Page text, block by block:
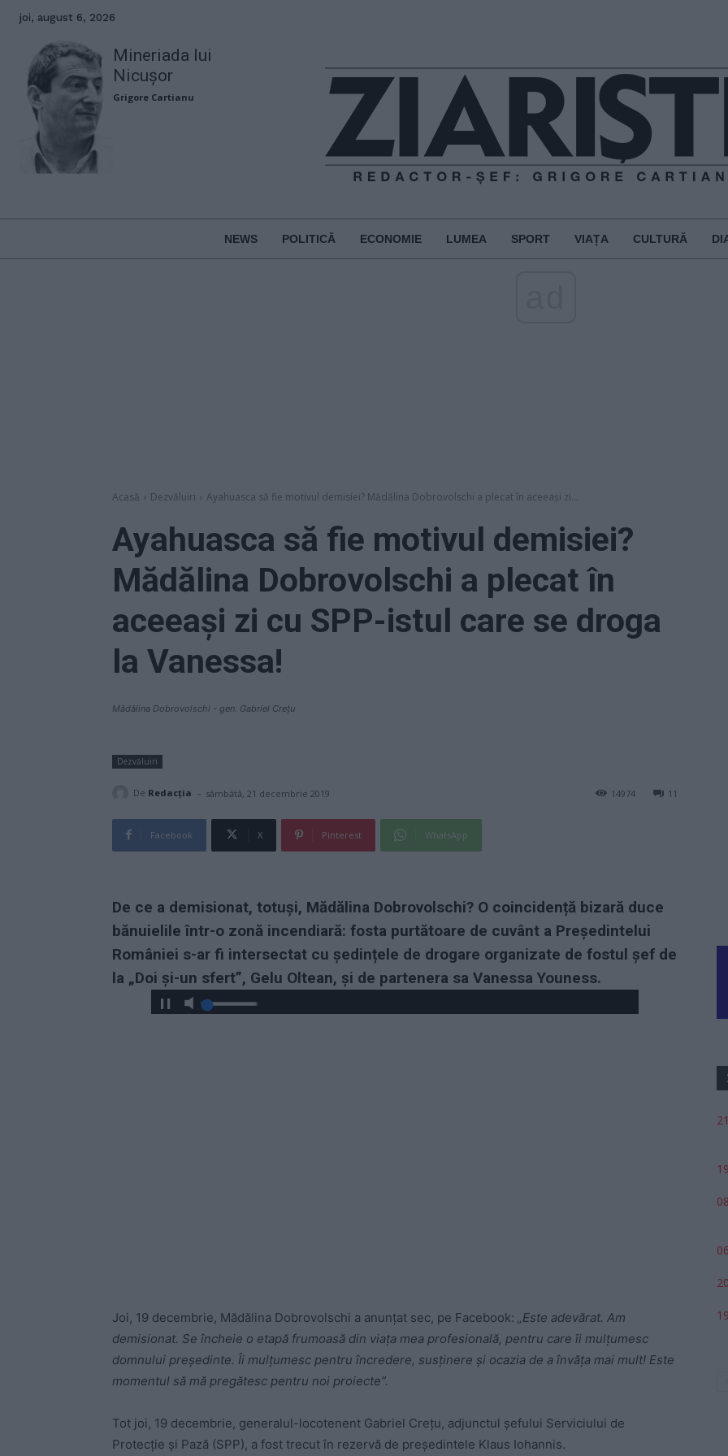
joi, august 6, 2026
Mineriada lui
Nicușor
Grigore Cartianu
NEWS POLITICĂ ECONOMIE LUMEA SPORT VIAȚA CULTURĂ
Acasă Dezvăluiri Ayahuasca să fie motivul demisiei? Mădălina Dobrovolschi a plecat în aceeași zi...
Ayahuasca să fie motivul demisiei?
Mădălina Dobrovolschi a plecat în
aceeași zi cu SPP-istul care se droga
la Vanessa!
Mădălina Dobrovolschi - gen. Gabriel Crețu
Dezvăluiri
De Redacţia - sâmbătă, 21 decembrie 2019 11
14974
Facebook X Pinterest WhatsApp
De ce a demisionat, totuși, Mădălina Dobrovolschi? O coincidență bizară duce
bănuielile într-o zonă incendiară: fosta purtătoare de cuvânt a Președintelui
României s-ar fi intersectat cu ședințele de drogare organizate de fostul șef de
la „Doi și-un sfert”, Gelu Oltean, și de partenera sa Vanessa Youness.
Joi, 19 decembrie, Mădălina Dobrovolschi a anunțat sec, pe Facebook: „Este adevărat. Am
demisionat. Se încheie o etapă frumoasă din viața mea profesională, pentru care îi mulțumesc
domnului președinte. Îi mulțumesc pentru încredere, susținere și ocazia de a învăța mai mult! Este
momentul să mă pregătesc pentru noi proiecte”.
Tot joi, 19 decembrie, generalul-locotenent Gabriel Crețu, adjunctul șefului Serviciului de
Protecție și Pază (SPP), a fost trecut în rezervă de președintele Klaus Iohannis.